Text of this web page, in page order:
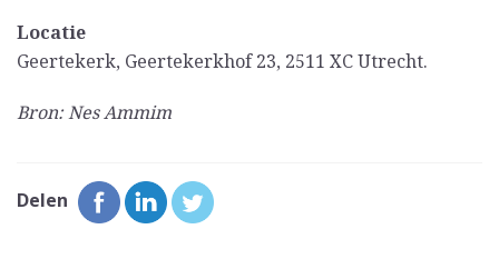
Locatie
Geertekerk, Geertekerkhof 23, 2511 XC Utrecht.
Bron: Nes Ammim
Delen